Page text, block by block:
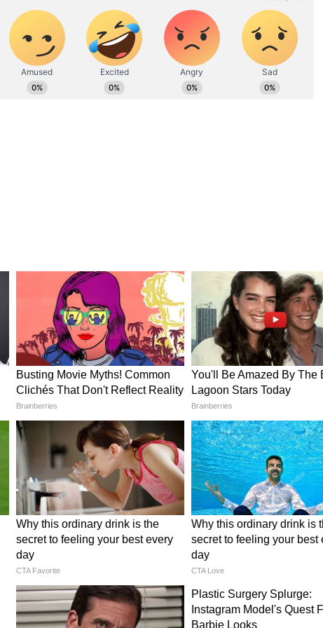
লক্ষ ২০ হাজার ৮৫৬ জন পরীক্ষা দিয়েছিলেন। ২৬৭
মধ্যে অনলাইনে রেজাল্ট জানতে পারবেন ছাত্রছাত্রীরা।
ওয়েব সাউট থেকে ফলাফল জানা যাবে।
প্রতিষ্ঠানে ইঞ্জিনিয়ারিং, টেকনোলজি, ফার্মাসি,
ভর্তি হওয়ায় যায় এই Rank-র ওপর নির্ভর করে।
হবে রাজ্য জয়েন্টের ফলাফল। www.jeeb.nic.in
থেকে ফলাফল জেনে নিন। বিকেল ৪ টে থেকে rank